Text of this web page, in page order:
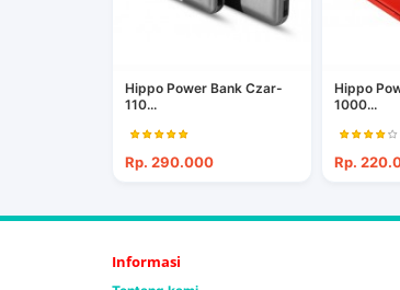
Hippo Power Bank Czar-
110...
Rp. 290.000
Hippo
1000...
Rp.
Informasi